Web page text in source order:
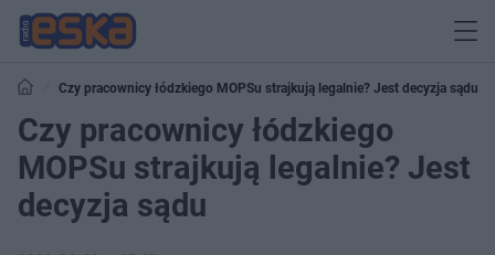
Czy pracownicy łódzkiego MOPSu strajkują legalnie? Jest decyzja sądu
Czy pracownicy łódzkiego
MOPSu strajkują legalnie? Jest
decyzja sądu